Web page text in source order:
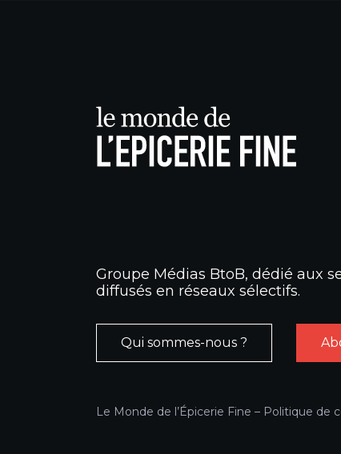
Groupe Médias BtoB, dédié aux
diffusés en réseaux sélectifs.
Qui sommes-nous ?
Le Monde de l’Épicerie Fine – Politique de